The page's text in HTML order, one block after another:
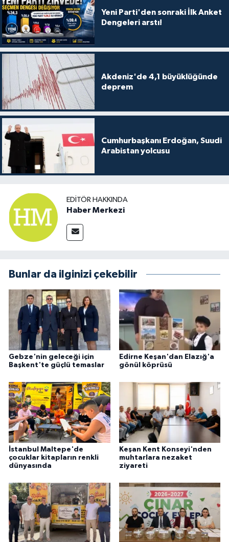
Yeni Parti'den sonraki İlk Anket
Dengeleri arstı!
Akdeniz'de 4,1 büyüklüğünde
deprem
Cumhurbaşkanı Erdoğan, Suudi
Arabistan yolcusu
EDITÖR HAKKINDA
Haber Merkezi
Bunlar da ilginizi çekebilir
Gebze'nin geleceği için
Başkent'te güçlü temaslar
Edirne Keşan'dan Elazığ'a
gönül köprüsü
İstanbul Maltepe'de
çocuklar kitapların renkli
dünyasında
Keşan Kent Konseyi'nden
muhtarlara nezaket
ziyareti